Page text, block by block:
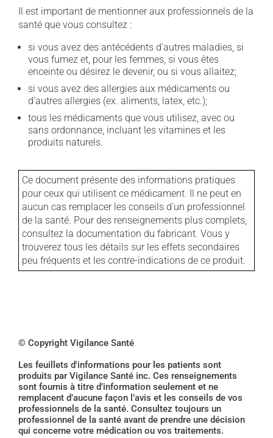
Il est important de mentionner aux professionnels de la
santé que vous consultez :
si vous avez des antécédents d'autres maladies, si
vous fumez et, pour les femmes, si vous êtes
enceinte ou désirez le devenir, ou si vous allaitez;
si vous avez des allergies aux médicaments ou
d'autres allergies (ex. aliments, latex, etc.);
tous les médicaments que vous utilisez, avec ou
sans ordonnance, incluant les vitamines et les
produits naturels.
Ce document présente des informations pratiques
pour ceux qui utilisent ce médicament. Il ne peut en
aucun cas remplacer les conseils d'un professionnel
de la santé. Pour des renseignements plus complets,
consultez la documentation du fabricant. Vous y
trouverez tous les détails sur les effets secondaires
peu fréquents et les contre-indications de ce produit.
© Copyright Vigilance Santé
Les feuillets d'informations pour les patients sont
produits par Vigilance Santé inc. Ces renseignements
sont fournis à titre d’information seulement et ne
remplacent d’aucune façon l’avis et les conseils de vos
professionnels de la santé. Consultez toujours un
professionnel de la santé avant de prendre une décision
qui concerne votre médication ou vos traitements.